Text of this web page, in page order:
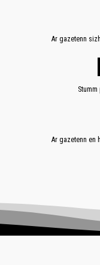
Ar gazetenn
Ar gazetenn en